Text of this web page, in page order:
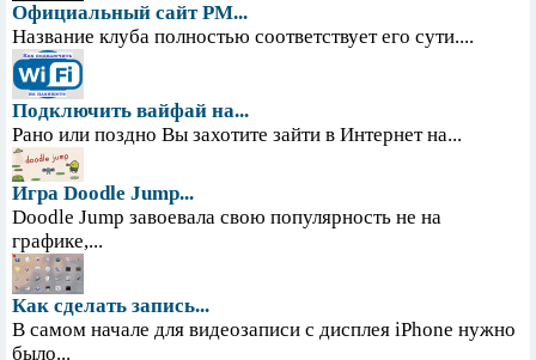
Официальный сайт PM...
Название клуба полностью соответствует его сути....
Подключить вайфай на...
Рано или поздно Вы захотите зайти в Интернет на...
Игра Doodle Jump...
Doodle Jump завоевала свою популярность не на
графике,...
Как сделать запись...
В самом начале для видеозаписи с дисплея iPhone нужно
было...